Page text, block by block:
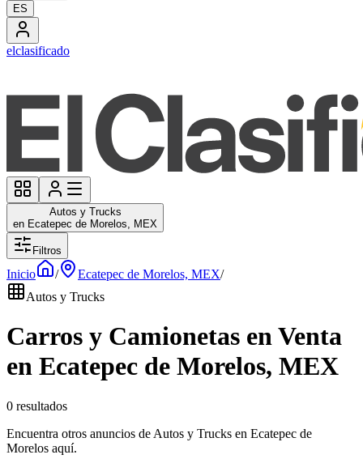
ES
elclasificado
Autos y Trucks
en Ecatepec de Morelos, MEX
Filtros
Inicio / Ecatepec de Morelos, MEX/
Autos y Trucks
Carros y Camionetas en Venta
en Ecatepec de Morelos, MEX
0 resultados
Encuentra otros anuncios de Autos y Trucks en Ecatepec de
Morelos aquí.